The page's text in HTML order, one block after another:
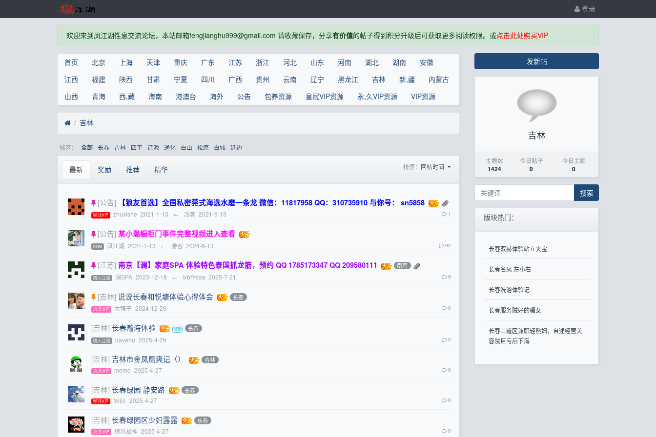
登录
欢迎来到凤江湖性息交流论坛，本站邮箱fengjianghu999@gmail.com 请收藏保存，分享有价值的帖子得到积分升级后可获取更多阅读权限。或点击此处购买VIP
首页 北京 上海 天津 重庆 广东 江苏 浙江 河北 山东 河南 湖北 湖南
安徽
江西
福建 陕西 甘肃 宁夏 四川 广西 贵州 云南 辽宁 黑龙江 吉林 新,疆
内蒙古
山西
青海 西,藏 海南 港澳台 海外 公告 包养资源 皇冠VIP资源 永,久VIP资源 VIP资源
吉林
城区： 全部 长春 吉林 四平 辽源 通化 白山 松原 白城 延边
最新 奖励 推荐 精华 排序： 回帖时间
[公告] 【狼友首选】全国私密莞式海选水磨一条龙 微信：11817958 QQ：310735910 与你号： sn5858
皇冠VIP zhuxishe 2021-1-13 ← 游客 2021-9-13 1
[公告] 某小璐橱柜门事件完整视频进入查看
ADM 凤江湖 2021-1-13 ← 游客 2024-6-13 92
[江苏] 南京【澜】家庭SPA 体验特色泰国抓龙筋，预约 QQ 1785173347 QQ 209580111 南京
初入江湖 澜SPA 2023-12-18 ← lxbfYeaa 2025-7-21 9
[吉林] 说说长春和悦塘体验心得体会 长春
永,久VIP 大强子 2024-12-29 0
[吉林] 长春瀚海体验 长春
初入江湖 davahu 2025-4-29 0
[吉林] 吉林市金凤凰爽记（） 吉林
永,久VIP memo 2025-4-27 0
[吉林] 长春绿园 静安路 长春
皇冠VIP feijie 2025-4-27 0
[吉林] 长春绿园区少妇露露 长春
永,久VIP 狼界战神 2025-4-27 0
发新帖
吉林
主题数
1424
今日贴子
0
今日主题
0
搜索
版块热门：
长春双赫体验站立夹宝
长春名凤 左小右
长春洗浴体验记
长春服务贼好的骚女
长春二道区兼职轻熟妇，自述经营美
容院巨亏后下海